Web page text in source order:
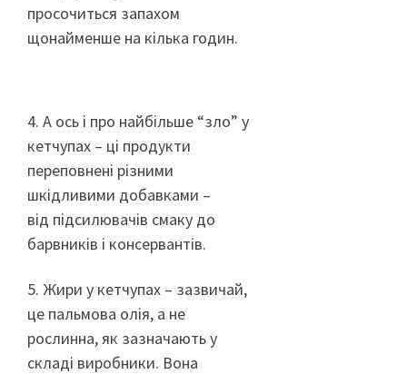
просочиться запахом
щонайменше на кілька годин.
4. А ось і про найбільше “зло” у
кетчупах – ці продукти
переповнені різними
шкідливими добавками –
від підсилювачів смаку до
барвників і консервантів.
5. Жири у кетчупах – зазвичай,
це пальмова олія, а не
рослинна, як зазначають у
складі виробники. Вона